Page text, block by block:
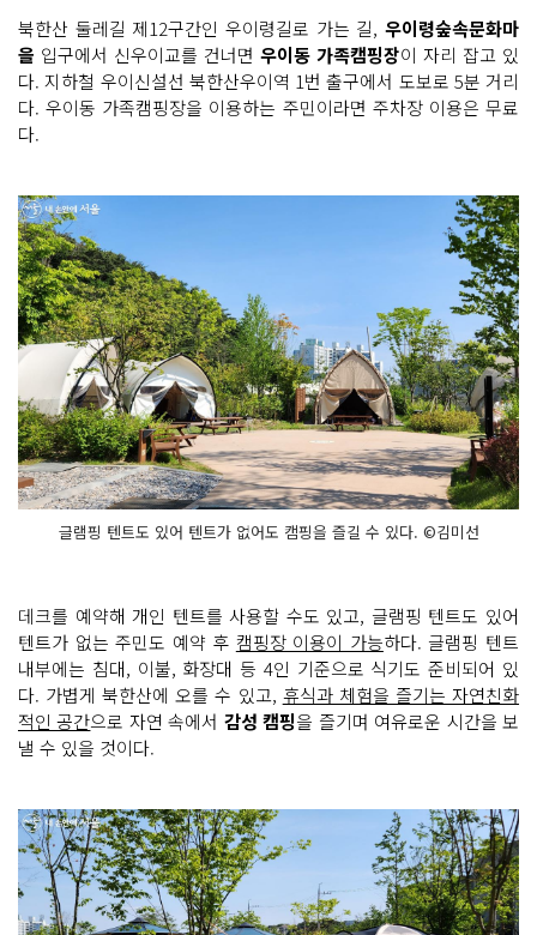
북한산 둘레길 제12구간인 우이령길로 가는 길, 우이령숲속문화마
을 입구에서 신우이교를 건너면 우이동 가족캠핑장이 자리 잡고 있
다. 지하철 우이신설선 북한산우이역 1번 출구에서 도보로 5분 거리
다. 우이동 가족캠핑장을 이용하는 주민이라면 주차장 이용은 무료
다.
글램핑 텐트도 있어 텐트가 없어도 캠핑을 즐길 수 있다. ©김미선
데크를 예약해 개인 텐트를 사용할 수도 있고, 글램핑 텐트도 있어
텐트가 없는 주민도 예약 후 캠핑장 이용이 가능하다. 글램핑 텐트
내부에는 침대, 이불, 화장대 등 4인 기준으로 식기도 준비되어 있
다. 가볍게 북한산에 오를 수 있고, 휴식과 체험을 즐기는 자연친화
적인 공간으로 자연 속에서 감성 캠핑을 즐기며 여유로운 시간을 보
낼 수 있을 것이다.